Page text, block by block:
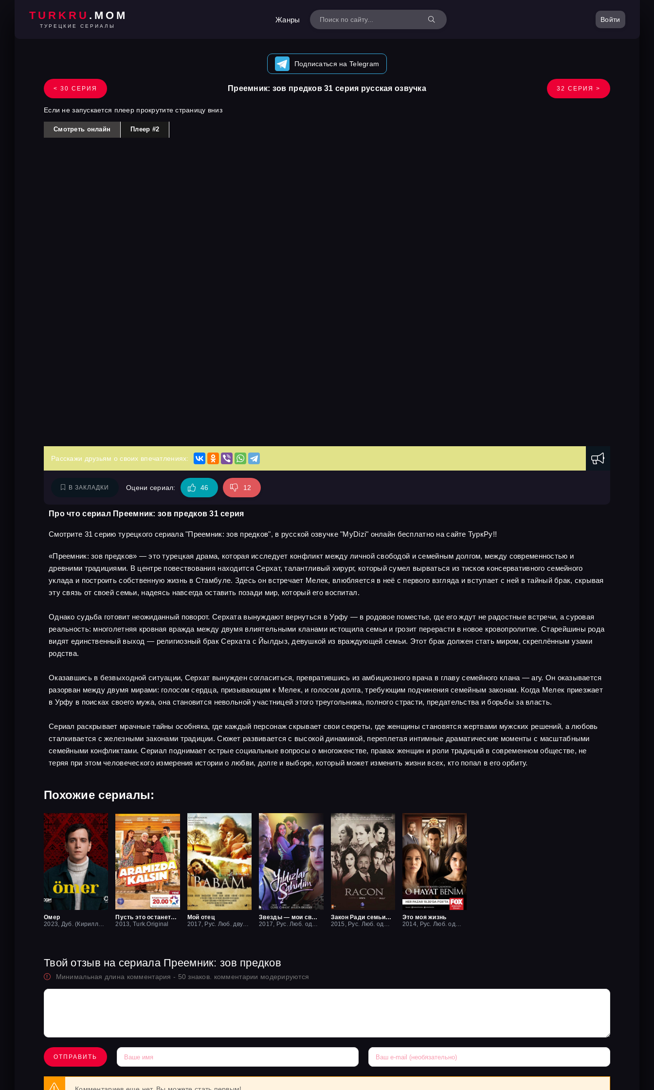
TURKRU .MOM
ТУРЕЦКИЕ СЕРИАЛЫ
Жанры Войти
Подписаться на Telegram
< 30 СЕРИЯ Преемник: зов предков 31 серия русская озвучка 32 СЕРИЯ >
Если не запускается плеер прокрутите страницу вниз
Смотреть онлайн Плеер #2
Расскажи друзьям о своих впечатлениях:
В ЗАКЛАДКИ Оцени сериал: 46 12
Про что сериал Преемник: зов предков 31 серия
Смотрите 31 серию турецкого сериала "Преемник: зов предков", в русской озвучке "MyDizi" онлайн бесплатно на сайте ТуркРу!!
«Преемник: зов предков» — это турецкая драма, которая исследует конфликт между личной свободой и семейным долгом, между современностью и
древними традициями. В центре повествования находится Серхат, талантливый хирург, который сумел вырваться из тисков консервативного семейного
уклада и построить собственную жизнь в Стамбуле. Здесь он встречает Мелек, влюбляется в неё с первого взгляда и вступает с ней в тайный брак, скрывая
эту связь от своей семьи, надеясь навсегда оставить позади мир, который его воспитал.
Однако судьба готовит неожиданный поворот. Серхата вынуждают вернуться в Урфу — в родовое поместье, где его ждут не радостные встречи, а суровая
реальность: многолетняя кровная вражда между двумя влиятельными кланами истощила семьи и грозит перерасти в новое кровопролитие. Старейшины рода
видят единственный выход — религиозный брак Серхата с Йылдыз, девушкой из враждующей семьи. Этот брак должен стать миром, скреплённым узами
родства.
Оказавшись в безвыходной ситуации, Серхат вынужден согласиться, превратившись из амбициозного врача в главу семейного клана — агу. Он оказывается
разорван между двумя мирами: голосом сердца, призывающим к Мелек, и голосом долга, требующим подчинения семейным законам. Когда Мелек приезжает
в Урфу в поисках своего мужа, она становится невольной участницей этого треугольника, полного страсти, предательства и борьбы за власть.
Сериал раскрывает мрачные тайны особняка, где каждый персонаж скрывает свои секреты, где женщины становятся жертвами мужских решений, а любовь
сталкивается с железными законами традиции. Сюжет развивается с высокой динамикой, переплетая интимные драматические моменты с масштабными
семейными конфликтами. Сериал поднимает острые социальные вопросы о многоженстве, правах женщин и роли традиций в современном обществе, не
теряя при этом человеческого измерения истории о любви, долге и выборе, который может изменить жизни всех, кто попал в его орбиту.
Похожие сериалы:
Омер
Пусть это останется между нами
2013, Turk.Original
Мой отец
Звезды — мои свидетели
Закон Ради семьи / Ракон
Это моя жизнь
Твой отзыв на сериала Преемник: зов предков
Минимальная длина комментария - 50 знаков. комментарии модерируются
ОТПРАВИТЬ